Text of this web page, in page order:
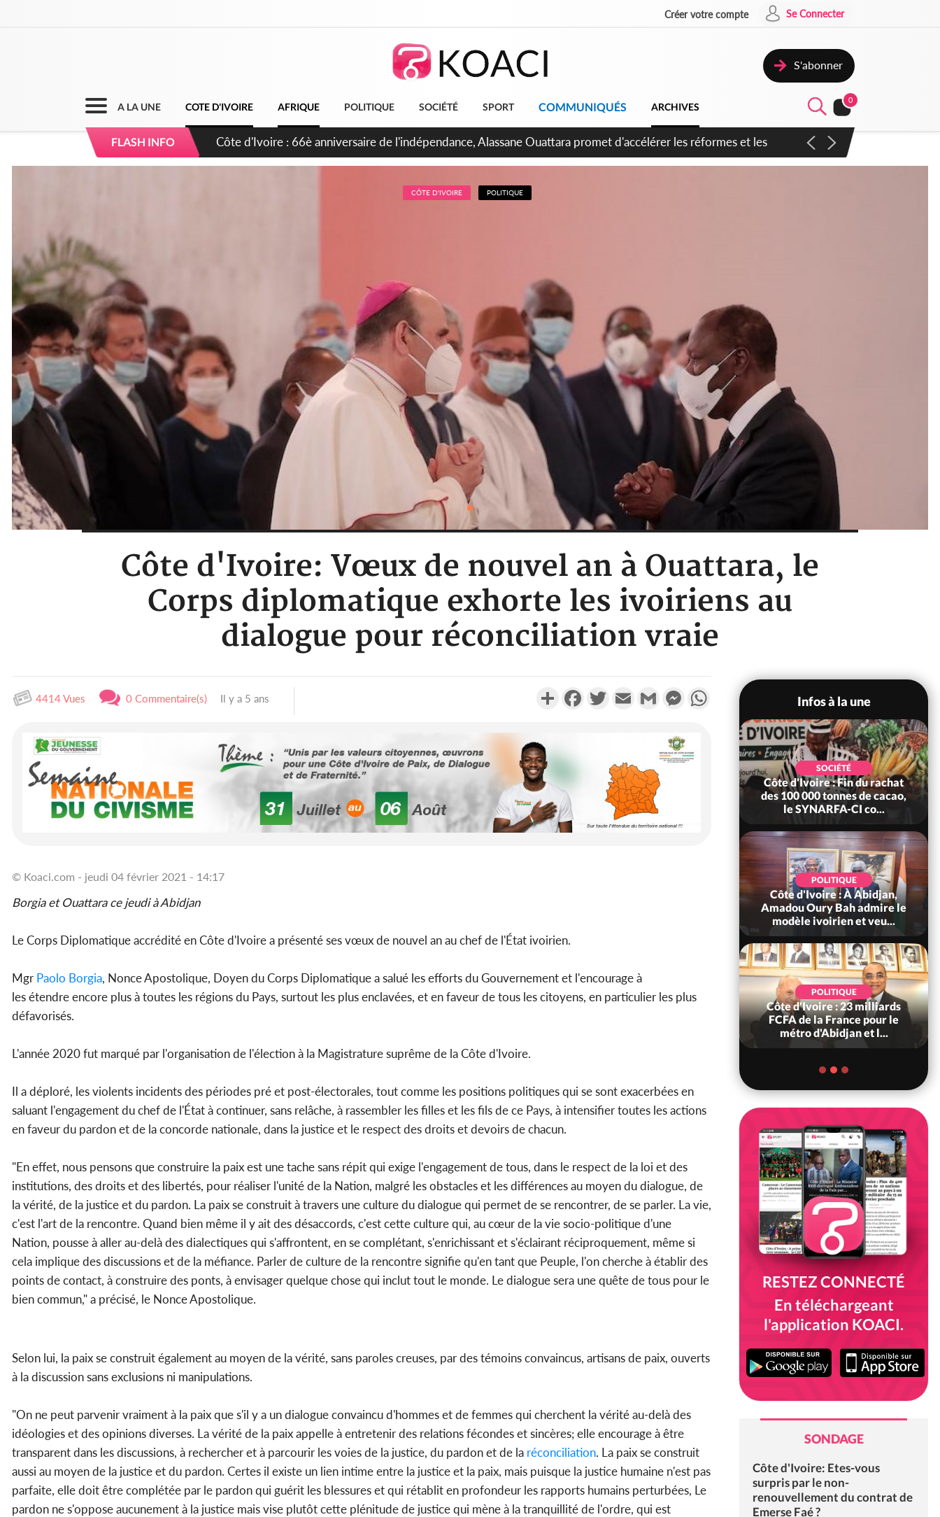
Créer votre compte Se Connecter
S'abonner
A LA UNE COTE D'IVOIRE AFRIQUE POLITIQUE SOCIÉTÉ SPORT COMMUNIQUÉS ARCHIVES
0
FLASH INFO
Côte d'Ivoire : À Abidjan, Amadou Oury Bah admire le modèle ivoirien et veut s'en inspirer pour accélérer le
développement de la Guinée
CÔTE D'IVOIRE POLITIQUE
Côte d'Ivoire: Vœux de nouvel an à Ouattara, le
Corps diplomatique exhorte les ivoiriens au
dialogue pour réconciliation vraie
4414 Vues 0 Commentaire(s) Il y a 5 ans PartagerFacebookTwitterEmail Gmail MessengerWhatsApp
© Koaci.com - jeudi 04 février 2021 - 14:17
Borgia et Ouattara ce jeudi à Abidjan
Le Corps Diplomatique accrédité en Côte d'Ivoire a présenté ses vœux de nouvel an au chef de l'État ivoirien.
Mgr Paolo Borgia, Nonce Apostolique, Doyen du Corps Diplomatique a salué les efforts du Gouvernement et l'encourage à
les étendre encore plus à toutes les régions du Pays, surtout les plus enclavées, et en faveur de tous les citoyens, en particulier les plus
défavorisés.
L'année 2020 fut marqué par l'organisation de l'élection à la Magistrature suprême de la Côte d'Ivoire.
Il a déploré, les violents incidents des périodes pré et post-électorales, tout comme les positions politiques qui se sont exacerbées en
saluant l'engagement du chef de l'État à continuer, sans relâche, à rassembler les filles et les fils de ce Pays, à intensifier toutes les actions
en faveur du pardon et de la concorde nationale, dans la justice et le respect des droits et devoirs de chacun.
"En effet, nous pensons que construire la paix est une tache sans répit qui exige l'engagement de tous, dans le respect de la loi et des
institutions, des droits et des libertés, pour réaliser l'unité de la Nation, malgré les obstacles et les différences au moyen du dialogue, de
la vérité, de la justice et du pardon. La paix se construit à travers une culture du dialogue qui permet de se rencontrer, de se parler. La vie,
c'est l'art de la rencontre. Quand bien même il y ait des désaccords, c'est cette culture qui, au cœur de la vie socio-politique d'une
Nation, pousse à aller au-delà des dialectiques qui s'affrontent, en se complétant, s'enrichissant et s'éclairant réciproquement, même si
cela implique des discussions et de la méfiance. Parler de culture de la rencontre signifie qu'en tant que Peuple, l'on cherche à établir des
points de contact, à construire des ponts, à envisager quelque chose qui inclut tout le monde. Le dialogue sera une quête de tous pour le
bien commun," a précisé, le Nonce Apostolique.
Selon lui, la paix se construit également au moyen de la vérité, sans paroles creuses, par des témoins convaincus, artisans de paix, ouverts
à la discussion sans exclusions ni manipulations.
"On ne peut parvenir vraiment à la paix que s'il y a un dialogue convaincu d'hommes et de femmes qui cherchent la vérité au-delà des
idéologies et des opinions diverses. La vérité de la paix appelle à entretenir des relations fécondes et sincères; elle encourage à être
transparent dans les discussions, à rechercher et à parcourir les voies de la justice, du pardon et de la réconciliation. La paix se construit
aussi au moyen de la justice et du pardon. Certes il existe un lien intime entre la justice et la paix, mais puisque la justice humaine n'est pas
parfaite, elle doit être complétée par le pardon qui guérit les blessures et qui rétablit en profondeur les rapports humains perturbées, Le
pardon ne s'oppose aucunement à la justice mais vise plutôt cette plénitude de justice qui mène à la tranquillité de l'ordre, qui est
Infos à la une
POLITIQUE
Côte d'Ivoire : Fête nationale,
Alassane Ouattara accorde
la grâce à 4 661...
POLITIQUE
Côte d'Ivoire : Décrispation ?
SOCIÉTÉ
Côte d'Ivoire : Fin du rachat
des 100 000 tonnes de cacao,
le SYNARFA-CI co...
POLITIQUE
Côte d'Ivoire : À Abidjan,
Amadou Oury Bah admire le
modèle ivoirien et veu...
POLITIQUE
Côte d'Ivoire : 23 milliards
FCFA de la France pour le
métro d'Abidjan et l...
RESTEZ CONNECTÉ
En téléchargeant
l'application KOACI.
SONDAGE
Côte d'Ivoire: Etes-vous
surpris par le non-
renouvellement du contrat de
Emerse Faé ?